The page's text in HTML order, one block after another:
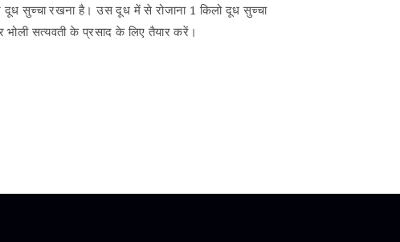
दूध सुच्चा रखना है। उस दूध में से रोजाना 1 किलो दूध सुच्चा
सत्यवती के प्रसाद के लिए तैयार करें।